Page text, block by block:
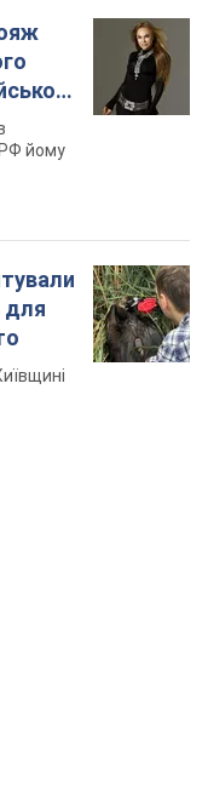
РФ йому
для